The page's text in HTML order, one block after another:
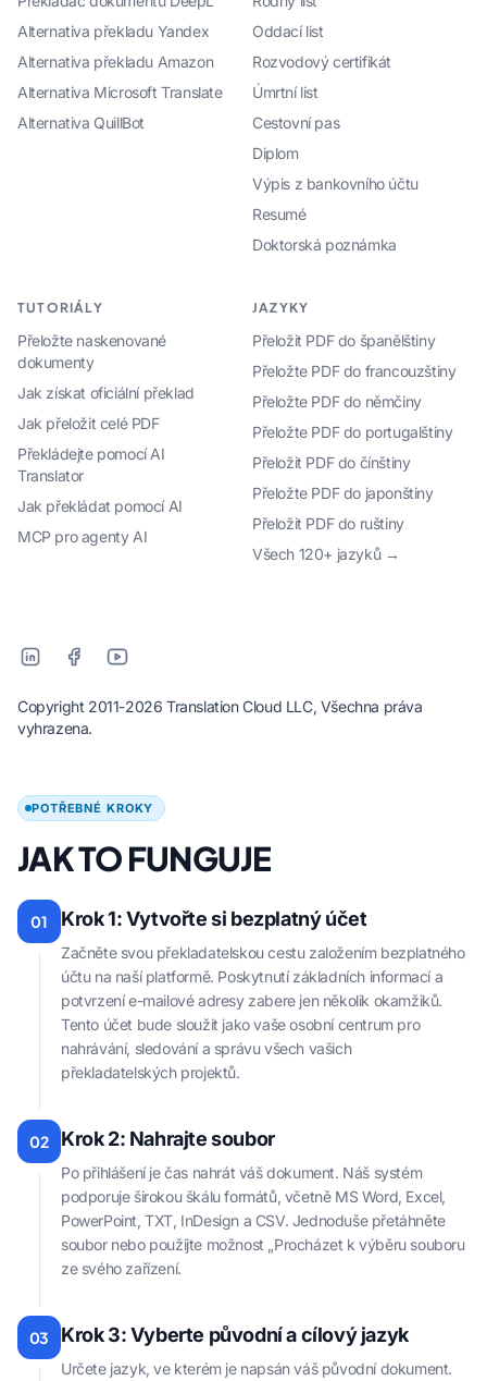
Alternativa překladu Yandex
Alternativa překladu Amazon
Alternativa Microsoft Translate
Alternativa QuillBot
Oddací list
Rozvodový certifikát
Úmrtní list
Cestovní pas
Diplom
Výpis z bankovního účtu
Resumé
Doktorská poznámka
TUTORIÁLY
Přeložte naskenované
dokumenty
Jak získat oficiální překlad
Jak přeložit celé PDF
Překládejte pomocí AI
Translator
Jak překládat pomocí AI
MCP pro agenty AI
JAZYKY
Přeložit PDF do španělštiny
Přeložte PDF do francouzštiny
Přeložte PDF do němčiny
Přeložte PDF do portugalštiny
Přeložit PDF do čínštiny
Přeložte PDF do japonštiny
Přeložit PDF do ruštiny
Všech 120+ jazyků →
Copyright 2011-2026 Translation Cloud LLC, Všechna práva
vyhrazena.
POTŘEBNÉ KROKY
JAK TO FUNGUJE
01 Krok 1: Vytvořte si bezplatný účet
Začněte svou překladatelskou cestu založením bezplatného
účtu na naší platformě. Poskytnutí základních informací a
potvrzení e-mailové adresy zabere jen několik okamžiků.
Tento účet bude sloužit jako vaše osobní centrum pro
nahrávání, sledování a správu všech vašich
překladatelských projektů.
02 Krok 2: Nahrajte soubor
Po přihlášení je čas nahrát váš dokument. Náš systém
podporuje širokou škálu formátů, včetně MS Word, Excel,
PowerPoint, TXT, InDesign a CSV. Jednoduše přetáhněte
soubor nebo použijte možnost „Procházet k výběru souboru
ze svého zařízení.
03 Krok 3: Vyberte původní a cílový jazyk
Určete jazyk, ve kterém je napsán váš původní dokument.